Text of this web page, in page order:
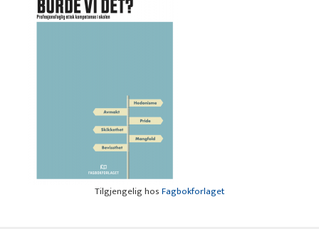
Tilgjengelig hosFagbokforlaget